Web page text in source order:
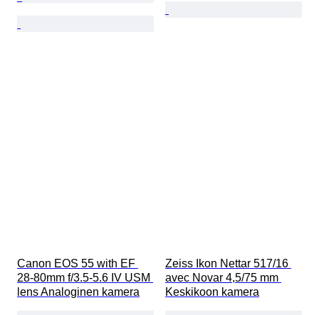
Canon EOS 55 with EF
28-80mm f/3.5-5.6 IV USM
lens Analoginen kamera
Zeiss Ikon Nettar 517/16
avec Novar 4,5/75 mm
Keskikoon kamera